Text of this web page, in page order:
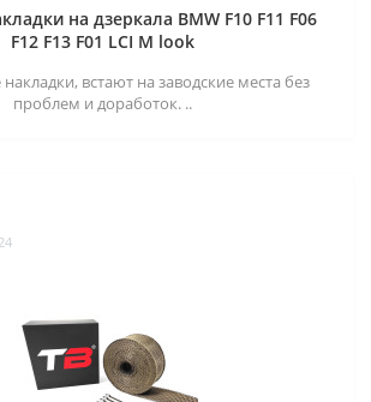
на дзеркала BMW F10 F11 F06
F12 F13 F01 LCI M look
встают на заводские места без
проблем и доработок. ..